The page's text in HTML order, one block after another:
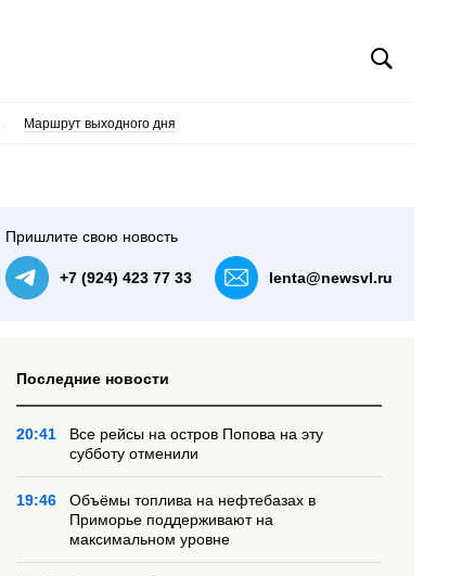
Маршрут выходного дня
Пришлите свою новость
+7 (924) 423 77 33 lenta@newsvl.ru
Последние новости
20:41
Все рейсы на остров Попова на эту
субботу отменили
19:46
Объёмы топлива на нефтебазах в
Приморье поддерживают на
максимальном уровне